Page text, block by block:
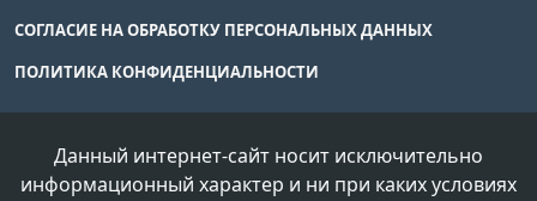
СОГЛАСИЕ НА ОБРАБОТКУ ПЕРСОНАЛЬНЫХ ДАННЫХ
ПОЛИТИКА КОНФИДЕНЦИАЛЬНОСТИ
Данный интернет-сайт носит исключительно
информационный характер и ни при каких условиях